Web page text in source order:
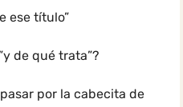
ese título”
de qué trata”?
por la cabecita de